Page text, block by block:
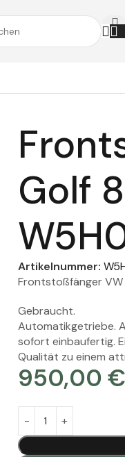
Golf 8
Artikelnummer:
Frontstoßfänger VW
Gebraucht.
Automatikgetriebe.
sofort einbaufertig.
Qualität zu einem
950,00€